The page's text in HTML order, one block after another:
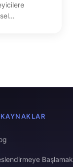
KAYNAKLAR
Başlamak